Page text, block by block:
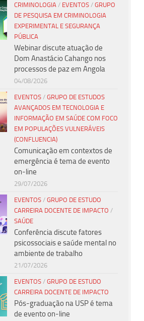
CRIMINOLOGIA / EVENTOS / GRUPO
DE PESQUISA EM CRIMINOLOGIA
EXPERIMENTAL E SEGURANÇA
PÚBLICA
Webinar discute atuação de
Dom Anastácio Cahango nos
processos de paz em Angola
04/08/2026
EVENTOS / GRUPO DE ESTUDOS
AVANÇADOS EM TECNOLOGIA E
INFORMAÇÃO EM SAÚDE COM FOCO
EM POPULAÇÕES VULNERÁVEIS
(CONFLUENCIA)
Comunicação em contextos de
emergência é tema de evento
on-line
29/07/2026
EVENTOS / GRUPO DE ESTUDO
CARREIRA DOCENTE DE IMPACTO /
SAÚDE
Conferência discute fatores
psicossociais e saúde mental no
ambiente de trabalho
21/07/2026
EVENTOS / GRUPO DE ESTUDO
CARREIRA DOCENTE DE IMPACTO
Pós-graduação na USP é tema
de evento on-line